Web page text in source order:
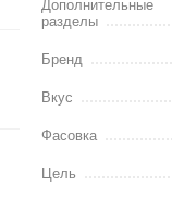
Дополнительные
разделы
Бренд
Вкус
Фасовка
Цель